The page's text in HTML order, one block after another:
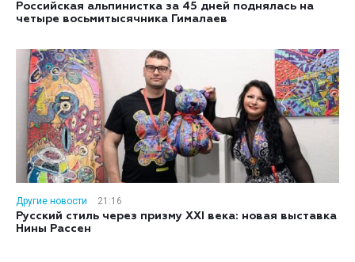
Российская альпинистка за 45 дней поднялась на
четыре восьмитысячника Гималаев
Другие новости
21:16
Русский стиль через призму XXI века: новая выставка
Нины Рассен